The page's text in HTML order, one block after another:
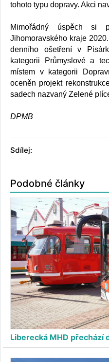
tohoto typu dopravy. Akci
Mimořádný úspěch si
Jihomoravského kraje
denního ošetření v
kategorii Průmyslové a
místem v kategorii
oceněn projekt
sadech nazvaný Zelené
DPMB
Sdílej:
Podobné články
Liberecká MHD přechází